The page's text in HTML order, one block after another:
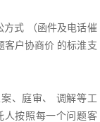
方式 （函件及电话催
客户协商价 的标淮支
、庭审、 调解等工
人按照每一个问题客